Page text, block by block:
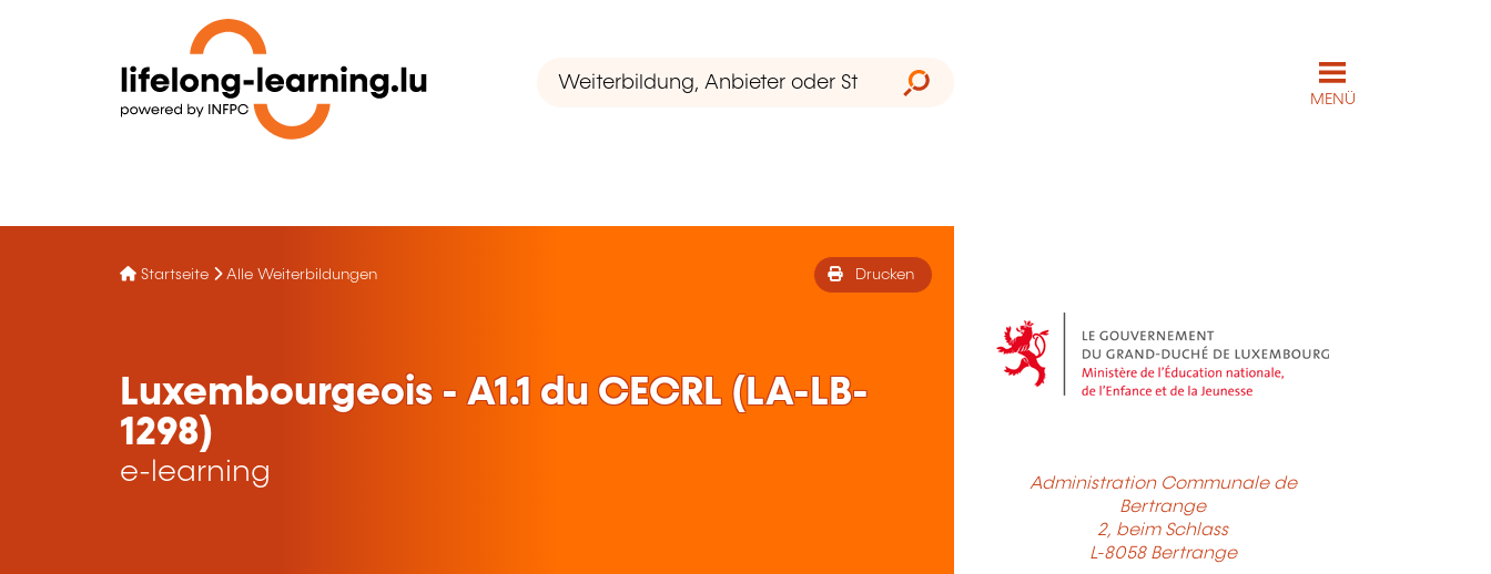
MENÜ
Startseite Alle Weiterbildungen Drucken
Luxembourgeois - A1.1 du CECRL (LA-LB-
1298)
e-learning
Administration Communale de
Bertrange
2, beim Schlass
L-8058 Bertrange